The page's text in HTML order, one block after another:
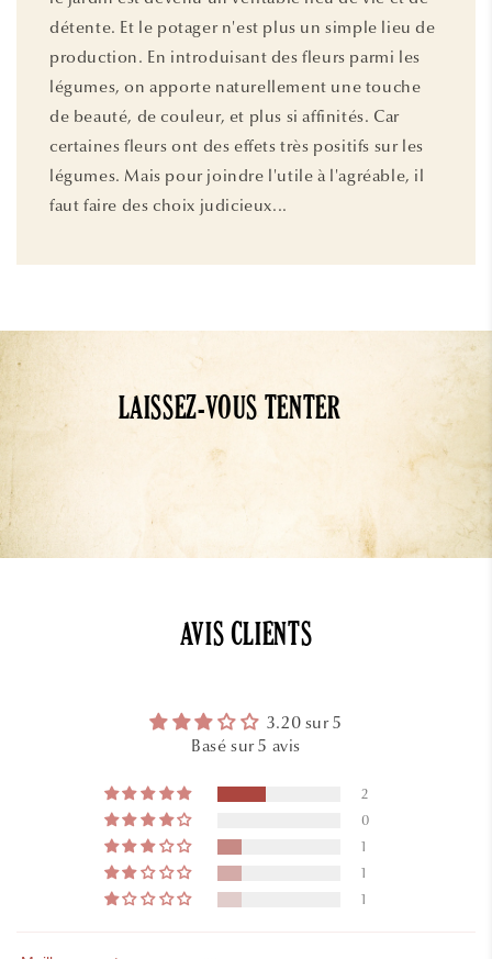
détente. Et le potager n'est plus un simple lieu de
production. En introduisant des fleurs parmi les
légumes, on apporte naturellement une touche
de beauté, de couleur, et plus si affinités. Car
certaines fleurs ont des effets très positifs sur les
légumes. Mais pour joindre l'utile à l'agréable, il
faut faire des choix judicieux...
LAISSEZ-VOUS TENTER
AVIS CLIENTS
3.20 sur 5
Basé sur 5 avis
2
0
1
1
1